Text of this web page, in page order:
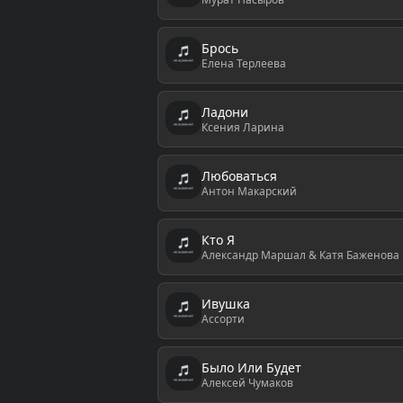
Брось
Елена Терлеева
Ладони
Ксения Ларина
Любоваться
Антон Макарский
Кто Я
Александр Маршал & Катя Баженова
Ивушка
Ассорти
Было Или Будет
Алексей Чумаков